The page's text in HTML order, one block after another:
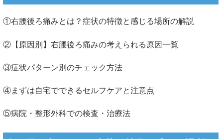
①右腰後ろ痛みとは？症状の特徴と感じる場所の解説
②【原因別】右腰後ろ痛みの考えられる原因一覧
③症状パターン別のチェック方法
④まずは自宅でできるセルフケアと注意点
⑤病院・整形外科での検査・治療法